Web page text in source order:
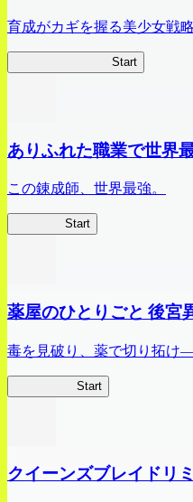
育成がカギを握る美少女戦
Start
ありふれた職業で世界
この錬成師、世界最強。
Start
薬屋のひとりごと 後宮
毒を見破り、薬で切り拓け
Start
クイーンズブレイドリ